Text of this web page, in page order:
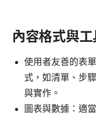
內容格式與
使用者友善的表
式，如清單、步
與實作。
圖表與數據：適